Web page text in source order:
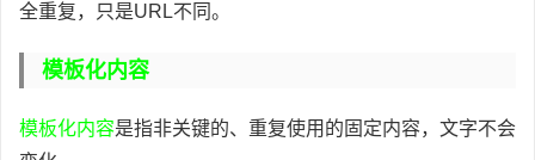
全重复，只是URL不同。
模板化内容
模板化内容是指非关键的、重复使用的固定内容，文字不会